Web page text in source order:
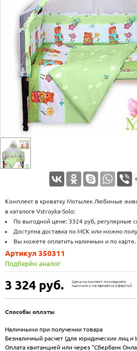
Доставка
Возврат
Контакты
Комплект в кроватку Мотылек Любимые
в каталоге Vstroyka-Solo:
По выгодной цене: 3324 руб, регулярные
Доступна доставка по МСК или можно
Вы можете оплатить наличным и по карте.
3 324 руб.
Цена на момент последнего
наличия и не является офертой.
Артикул 350311
Подберём аналог
Способы оплаты
Наличными при получении товара
Безналичный расчет (для юридических лиц и
Оплата квитанцией или через "Сбербанк